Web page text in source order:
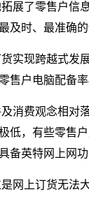
展了零售户信
及时、最准确的
实现跨越式
售户电脑配备率
消费观念相对
低，有些零售
备英特网上网功
网上订货无法